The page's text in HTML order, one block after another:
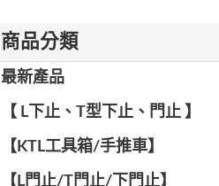
商品分類
最新產品
【 L下止、T型下止、門止 】
【KTL工具箱/手推車】
【L門止/T門止/下門止】